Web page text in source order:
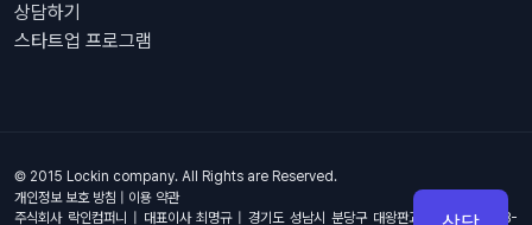
상담하기
스타트업 프로그램
© 2015 Lockin company. All Rights are Reserved.
개인정보 보호 방침
이용 약관
주식회사 락인컴퍼니 | 대표이사 최명규 | 경기도 성남시 분당구 대왕판교로 670, 4층 B-